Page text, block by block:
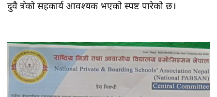
दुवै क्षेत्रको सहकार्य आवश्यक भएको स्पष्ट पारेको छ।